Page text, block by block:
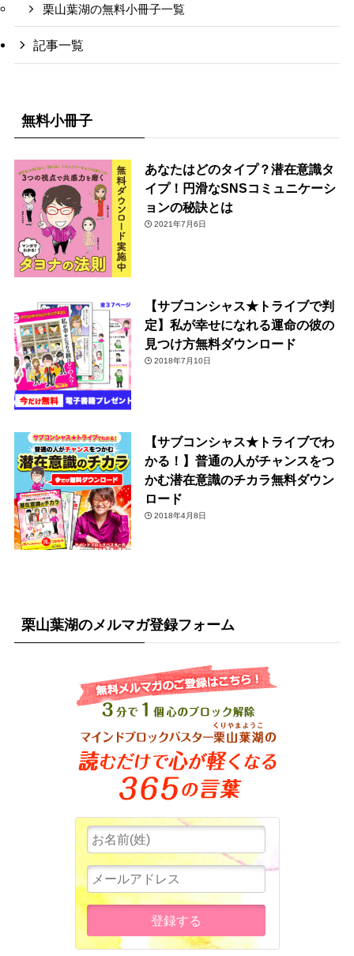
栗山葉湖の無料小冊子一覧
記事一覧
無料小冊子
あなたはどのタイプ？潜在意識タ
イプ！円滑なSNSコミュニケーシ
ョンの秘訣とは
2021年7月6日
【サブコンシャス★トライブで判
定】私が幸せになれる運命の彼の
見つけ方無料ダウンロード
2018年7月10日
【サブコンシャス★トライブでわ
かる！】普通の人がチャンスをつ
かむ潜在意識のチカラ無料ダウン
ロード
2018年4月8日
栗山葉湖のメルマガ登録フォーム